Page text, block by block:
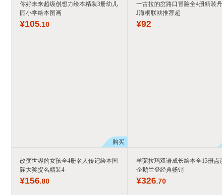
你好未来超级创想力绘本精装3册幼儿
园小学绘本图画
¥105.10
购买
一古拉的岔路口冒险全4册精装
J海桐联袂推荐超
¥92
改变世界的女孩全4册名人传记绘本国
际大奖提名精装4
¥156.80
羊驼拉玛双语成长绘本全13册点
企鹅兰登经典畅销
¥326.70